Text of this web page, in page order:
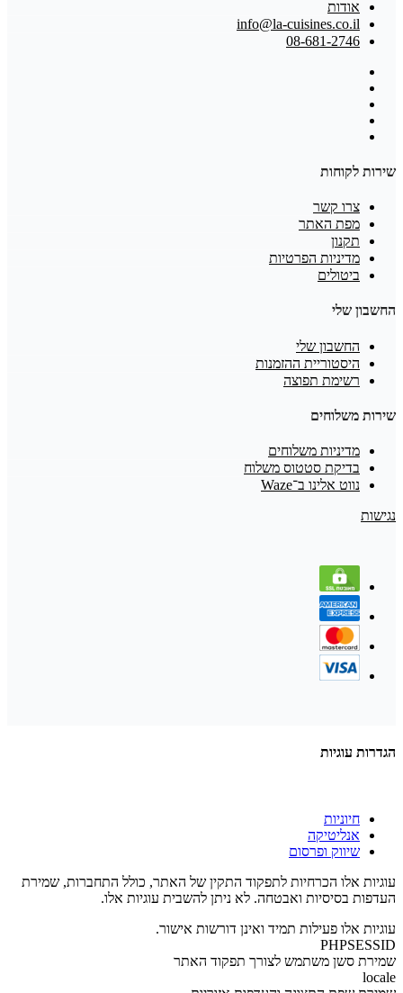
אודות
info@la-cuisines.co.il
08-681-2746
שירות לקוחות
צרו קשר
מפת האתר
תקנון
מדיניות הפרטיות
ביטולים
החשבון שלי
החשבון שלי
היסטוריית ההזמנות
רשימת תפוצה
שירות משלוחים
מדיניות משלוחים
בדיקת סטטוס משלוח
נווט אלינו ב־Waze
נגישות
הגדרות עוגיות
חיוניות
אנליטיקה
שיווק ופרסום
עוגיות אלו הכרחיות לתפקוד התקין של האתר, כולל התחברות, שמירת
העדפות בסיסיות ואבטחה. לא ניתן להשבית עוגיות אלו.
עוגיות אלו פעילות תמיד ואינן דורשות אישור.
PHPSESSID
שמירת סשן משתמש לצורך תפקוד האתר
locale